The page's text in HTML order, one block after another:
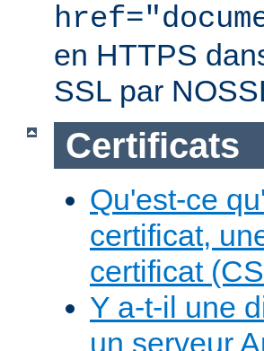
en HTTPS
SSL par
Certificats
Qu'est-ce
certificat,
certificat
Y a-t-il une
un serveur